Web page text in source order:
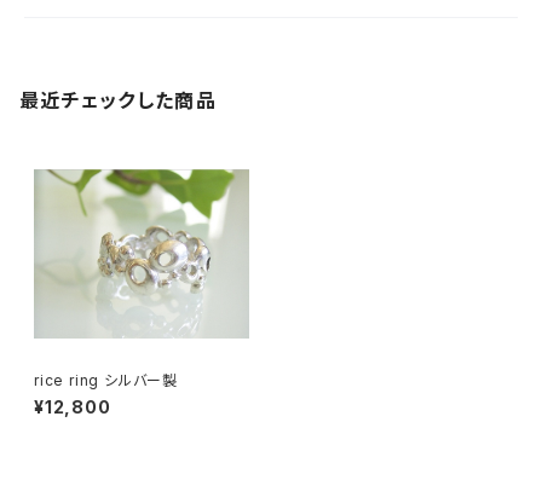
最近チェックした商品
rice ring シルバー製
¥12,800